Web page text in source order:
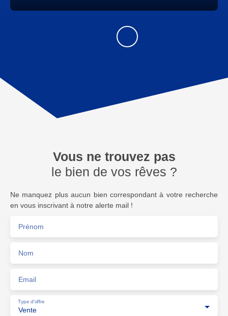
Vous ne trouvez pas
le bien de vos rêves ?
Ne manquez plus aucun bien correspondant à votre recherche
en vous inscrivant à notre alerte mail !
Prénom
Nom
Email
Vente
Type d'offre